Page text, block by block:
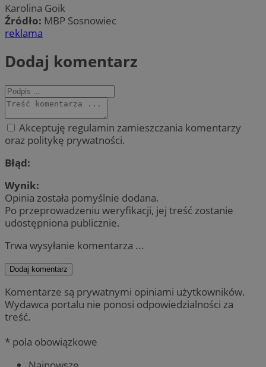
Karolina Goik
Źródło: MBP Sosnowiec
reklama
Dodaj komentarz
Akceptuję regulamin zamieszczania komentarzy
oraz politykę prywatności.
Błąd:
Wynik:
Opinia została pomyślnie dodana.
Po przeprowadzeniu weryfikacji, jej treść zostanie
udostępniona publicznie.
Trwa wysyłanie komentarza ...
Dodaj komentarz
Komentarze są prywatnymi opiniami użytkowników.
Wydawca portalu nie ponosi odpowiedzialności za
treść.
* pola obowiązkowe